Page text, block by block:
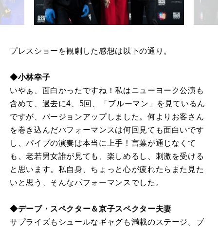
プレスショーを観劇した感想は以下の通り。
◆小林幸子
いやぁ、面白かったですね！私はニューヨーク公演も
含めて、過去に4、5回、「ブルーマン」を見ているん
ですが、バージョンアップしました。何よりお客さん
を巻き込んだパフォーマンスは何回見ても面白いです
し、パイプの演奏は本当に上手！言葉が通じなくて
も、老若男女誰が見ても、楽しめるし、刺激を受ける
と思います。私自身、ちょっと心が疲れたらまた見た
いと思う、そんなパフォーマンスでした。
◆デーブ・スペクター＆京子スペクター夫妻
サプライズもシュールなギャグも満載のステージ。ブ